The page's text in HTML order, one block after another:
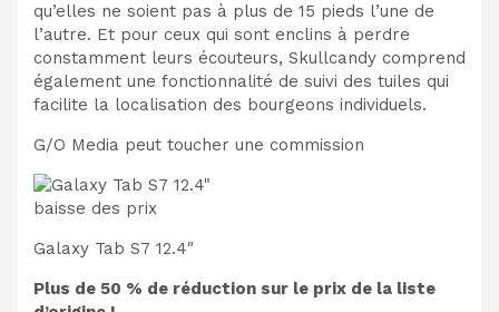
qu’elles ne soient pas à plus de 15 pieds l’une de
l’autre. Et pour ceux qui sont enclins à perdre
constamment leurs écouteurs, Skullcandy comprend
également une fonctionnalité de suivi des tuiles qui
facilite la localisation des bourgeons individuels.
G/O Media peut toucher une commission
baisse des prix
Galaxy Tab S7 12.4″
Plus de 50 % de réduction sur le prix de la liste